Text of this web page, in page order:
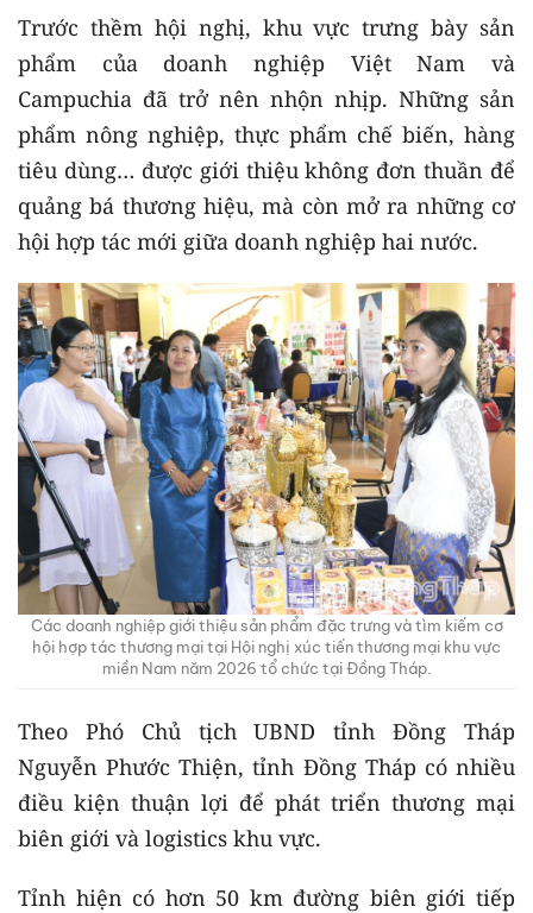
Trước thềm hội nghị, khu vực trưng bày sản
phẩm của doanh nghiệp Việt Nam và
Campuchia đã trở nên nhộn nhịp. Những sản
phẩm nông nghiệp, thực phẩm chế biến, hàng
tiêu dùng… được giới thiệu không đơn thuần để
quảng bá thương hiệu, mà còn mở ra những cơ
hội hợp tác mới giữa doanh nghiệp hai nước.
Các doanh nghiệp giới thiệu sản phẩm đặc trưng và tìm kiếm cơ
hội hợp tác thương mại tại Hội nghị xúc tiến thương mại khu vực
miền Nam năm 2026 tổ chức tại Đồng Tháp.
Theo Phó Chủ tịch UBND tỉnh Đồng Tháp
Nguyễn Phước Thiện, tỉnh Đồng Tháp có nhiều
điều kiện thuận lợi để phát triển thương mại
biên giới và logistics khu vực.
Tỉnh hiện có hơn 50 km đường biên giới tiếp